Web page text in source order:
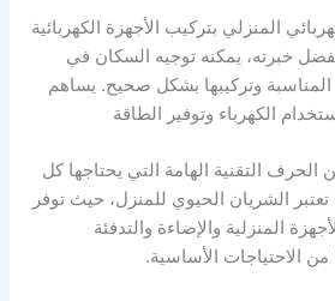
المنزلي بتركيب الأجهزة الكهربائية
خبرته، يمكنه توجيه السكان في
المناسبة وتركيبها بشكل صحيح. يساهم
الكهرباء وتوفير الطاقة
الحرف التقنية الهامة التي يحتاجها كل
الشريان الحيوي للمنزل، حيث توفر
المنزلية والإضاءة والتدفئة
من الاحتياجات الأساسية.